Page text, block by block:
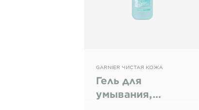
GARNIER ЧИСТАЯ КОЖА
Гель для
умывания,